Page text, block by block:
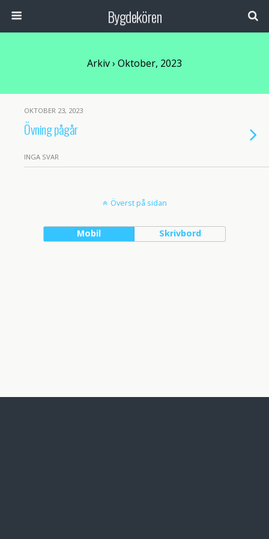
Bygdekören
Arkiv › Oktober, 2023
OKTOBER 23, 2023
Övning pågår
INGA SVAR
Överst på sidan
Mobil Skrivbord